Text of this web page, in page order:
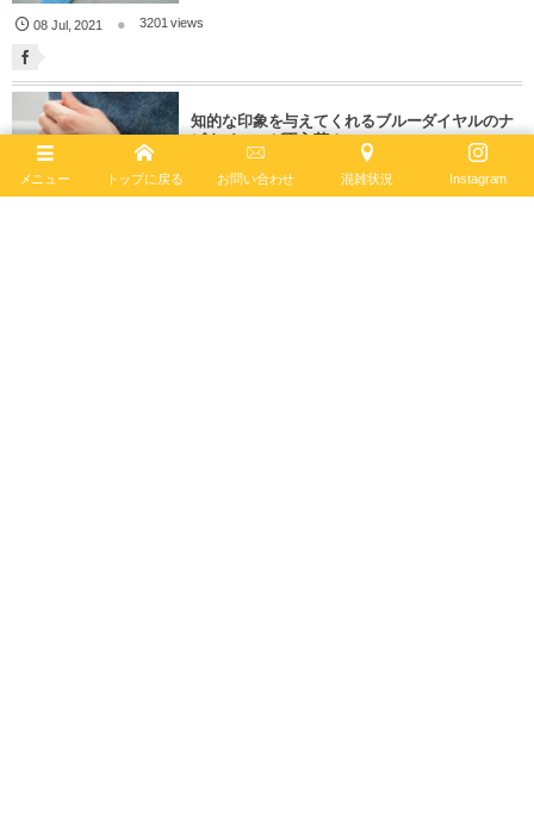
08 Jul,2021 3201 views
知的な印象を与えてくれるブルーダイヤルのナ
ビタイマーが再入荷！
ナビタイマー
メニュー トップに戻る お問い合わせ 混雑状況 Instagram